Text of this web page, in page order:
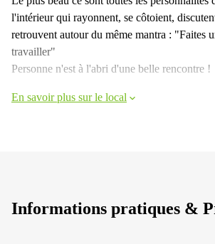
l'intérieur qui rayonnent, se côtoient,
retrouvent autour du même mantra : "Faites
travailler"
Personne n'est à l'abri d'une belle rencontre !
En savoir plus sur le local
Informations pratiques &